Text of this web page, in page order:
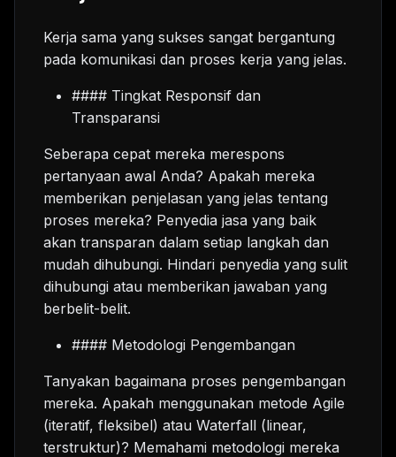
Kerja sama yang sukses sangat bergantung
pada komunikasi dan proses kerja yang jelas.
#### Tingkat Responsif dan
Transparansi
Seberapa cepat mereka merespons
pertanyaan awal Anda? Apakah mereka
memberikan penjelasan yang jelas tentang
proses mereka? Penyedia jasa yang baik
akan transparan dalam setiap langkah dan
mudah dihubungi. Hindari penyedia yang sulit
dihubungi atau memberikan jawaban yang
berbelit-belit.
#### Metodologi Pengembangan
Tanyakan bagaimana proses pengembangan
mereka. Apakah menggunakan metode Agile
(iteratif, fleksibel) atau Waterfall (linear,
terstruktur)? Memahami metodologi mereka